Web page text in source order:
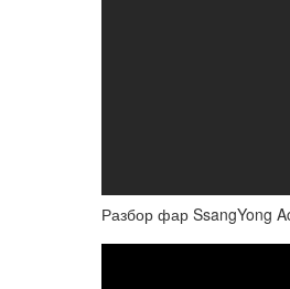
Разбор фар SsangYong